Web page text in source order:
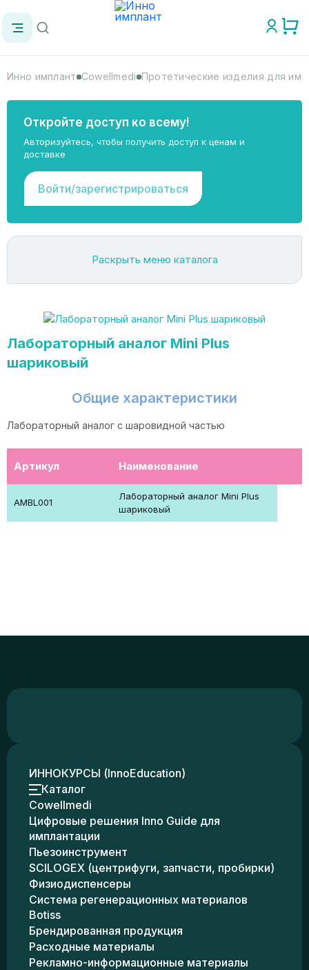
Инно имплант Cowellmedi Протетические изделия для
Откройте доступ ко всему!
Авторизуйтесь, чтобы получить доступ к ценам и
доставке
Войти/зарегистрироваться
Раскрыть меню каталога
Лабораторный аналог Mini Plus
шариковый
Общие характеристики
Лабораторный аналог с шаровидной частью
Артикул Наименование
AMBL001
Лабораторный аналог Mini Plus
шариковый
ИННОКУРСЫ (InnoEducation)
Каталог
Cowellmedi
Цифровые решения Inno Guide для
имплантации
Пьезоинструмент
SCILOGEX (центрифуги, запчасти, пробирки)
Физиодиспенсеры
Система регенерационных материалов
Botiss
Брендированная продукция
Расходные материалы
Рекламно-информационные материалы